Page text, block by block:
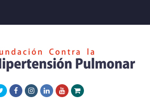
TwitterFacebookInstagram
LinkedInYoutube
Xing